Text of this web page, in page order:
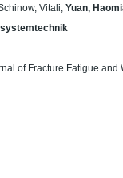
Vitali;Yuan,
of Fracture Fatigue and